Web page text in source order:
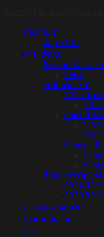
เกี่ยวกับเรา
ข้อมูลทั่วไป
การแข่งขัน
ชิงแชมป์ประเทศไ
2567
ระดับนานาชาติ
2024
Phuket
ILS
ISA
Songkla
Thailand Open
2024
2023
การพัฒนาบุคลากร
ประกาศสมาคม
ข่าว